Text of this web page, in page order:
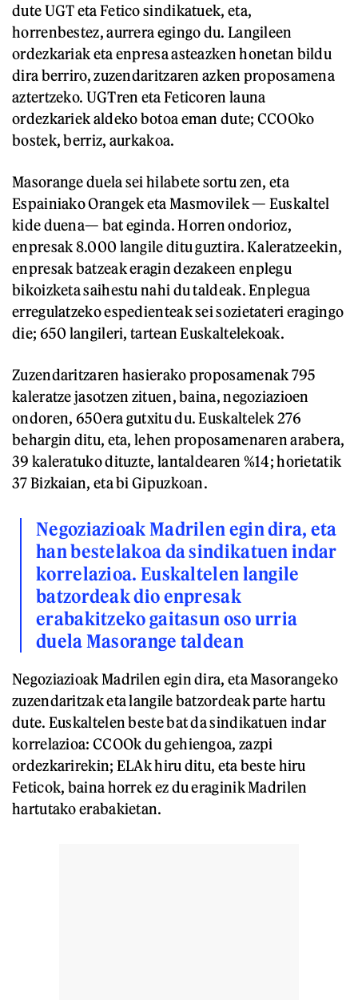
dute UGT eta Fetico sindikatuek, eta,
horrenbestez, aurrera egingo du. Langileen
ordezkariak eta enpresa asteazken honetan bildu
dira berriro, zuzendaritzaren azken proposamena
aztertzeko. UGTren eta Feticoren launa
ordezkariek aldeko botoa eman dute; CCOOko
bostek, berriz, aurkakoa.
Masorange duela sei hilabete sortu zen, eta
Espainiako Orangek eta Masmovilek — Euskaltel
kide duena— bat eginda. Horren ondorioz,
enpresak 8.000 langile ditu guztira. Kaleratzeekin,
enpresak batzeak eragin dezakeen enplegu
bikoizketa saihestu nahi du taldeak. Enplegua
erregulatzeko espedienteak sei sozietateri eragingo
die; 650 langileri, tartean Euskaltelekoak.
Zuzendaritzaren hasierako proposamenak 795
kaleratze jasotzen zituen, baina, negoziazioen
ondoren, 650era gutxitu du. Euskaltelek 276
behargin ditu, eta, lehen proposamenaren arabera,
39 kaleratuko dituzte, lantaldearen %14; horietatik
37 Bizkaian, eta bi Gipuzkoan.
Negoziazioak Madrilen egin dira, eta
han bestelakoa da sindikatuen indar
korrelazioa. Euskaltelen langile
batzordeak dio enpresak
erabakitzeko gaitasun oso urria
duela Masorange taldean
Negoziazioak Madrilen egin dira, eta Masorangeko
zuzendaritzak eta langile batzordeak parte hartu
dute. Euskaltelen beste bat da sindikatuen indar
korrelazioa: CCOOk du gehiengoa, zazpi
ordezkarirekin; ELAk hiru ditu, eta beste hiru
Feticok, baina horrek ez du eraginik Madrilen
hartutako erabakietan.